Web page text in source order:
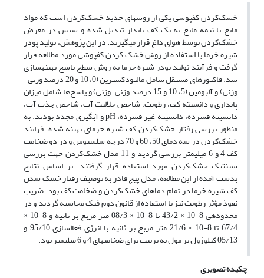
خشک‌کردن کف‏پوشی یکی از روش‏های جدید خشک‌کردن است که مواد
مایع یا نیمه مایع به یک کف پایدار تبدیل شده و سپس در معرض
خشک‌کردن توسط هوای داغ قرار می‏گیرند. در این پژوهش، تولید پودر
شیره خرما با استفاده از روش خشک کردن کف‏پوشی مورد مطالعه قرار
گرفت و فرآیند تولید پودر شیره خرما به روش سطح پاسخ بهینه‏سازی
شد. فاکتور‌های مستقل شامل مالتودکسترین (0، 10 و 20 درصد وزنی-
وزنی) و آلبومین (5، 10 و 15 درصد وزنی-وزنی) و پاسخ‌ها شامل میزان
پایداری و دانسیته کف، رطوبت، شاخص حلالیت آب، شاخص جذب آب،
دانسیته فشرده، دانسیته غیر فشرده، pH و آبگیری مجدد بودند. به
منظور بررسی رفتار خشک‌کردن کف شیره خرمای بهینه شده، فرایند
خشک‌کردن در سه دمای 50، 60 و 70 درجه سلسیوس و در دو ضخامت
کف 4 و 6 میلی‏متر بررسی گردید و 11 مدل خشک‌کردن جهت بررسی
سینتیک خشک‌کردن مورد استفاده قرار گرفتند. بر اساس نتایج
بدست آمده از این مطالعه، مدل پیج قادر به توصیف رفتار خشک ‌شدن
کف شیره خرما در تمام دماهای خشک‌کردن و ضخامت کف بود. ضریب
نفوذ مؤثر رطوبت نیز با استفاده از قانون دوم فیک محاسبه گردید و در
محدوده‏ی 8-10 × 43/2 تا 8-10 × 08/3 متر مربع بر ثانیه و 8-10 ×
67/4 تا 8-10 × 21/6 متر مربع بر ثانیه با انرژی فعال‏سازی 95/10 و
05/13 کیلوژول بر مول به ترتیب برای ضخامت‏های 4 و 6 میلی‏متر بود.
چکیده تصویری